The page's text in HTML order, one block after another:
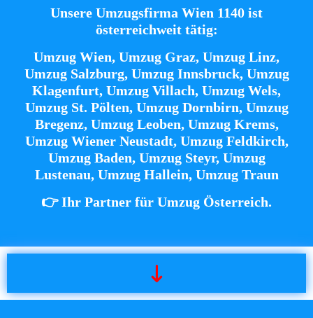
Unsere Umzugsfirma Wien 1140 ist
österreichweit tätig:
Umzug Wien, Umzug Graz, Umzug Linz,
Umzug Salzburg, Umzug Innsbruck, Umzug
Klagenfurt, Umzug Villach, Umzug Wels,
Umzug St. Pölten, Umzug Dornbirn, Umzug
Bregenz, Umzug Leoben, Umzug Krems,
Umzug Wiener Neustadt, Umzug Feldkirch,
Umzug Baden, Umzug Steyr, Umzug
Lustenau, Umzug Hallein, Umzug Traun
👉 Ihr Partner für Umzug Österreich.